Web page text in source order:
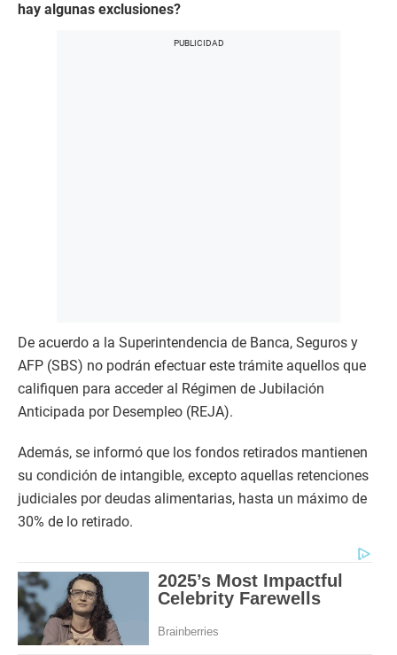
hay algunas exclusiones?
De acuerdo a la Superintendencia de Banca, Seguros y
AFP (SBS) no podrán efectuar este trámite aquellos que
califiquen para acceder al Régimen de Jubilación
Anticipada por Desempleo (REJA).
Además, se informó que los fondos retirados mantienen
su condición de intangible, excepto aquellas retenciones
judiciales por deudas alimentarias, hasta un máximo de
30% de lo retirado.